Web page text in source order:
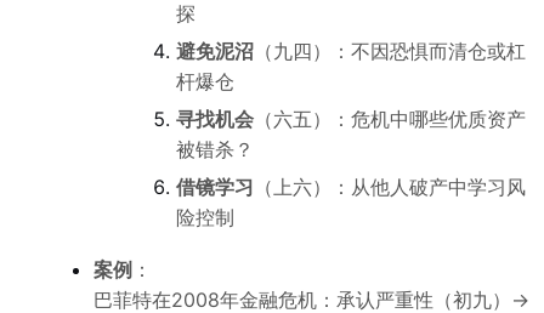
探
避免泥沼（九四）：不因恐惧而清仓或杠
杆爆仓
寻找机会（六五）：危机中哪些优质资产
被错杀？
借镜学习 （上六）：从他人破产中学习风
险控制
案例 ：
巴菲特在2008年金融危机：承认严重性（初九）→